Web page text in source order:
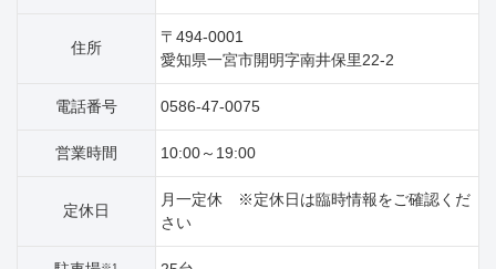
住所
〒494-0001
愛知県一宮市開明字南井保里22‐2
電話番号 0586-47-0075
営業時間 10:00～19:00
定休日
月一定休 ※定休日は臨時情報をご確認くだ
さい